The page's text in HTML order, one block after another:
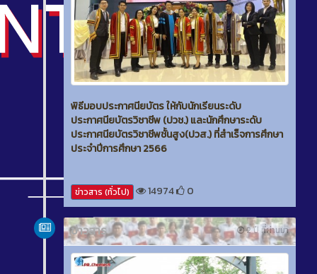
พิธีมอบประกาศนียบัตร ให้กับนักเรียนระดับ
ประกาศนียบัตรวิชาชีพ (ปวช.) และนักศึกษาระดับ
ประกาศนียบัตรวิชาชีพชั้นสูง(ปวส.) ที่สำเร็จการศึกษา
ประจำปีการศึกษา 2566
ข่าวสาร (ทั่วไป) 14974 0
2 ปี ที่ผ่านมา
ข่าวสาร